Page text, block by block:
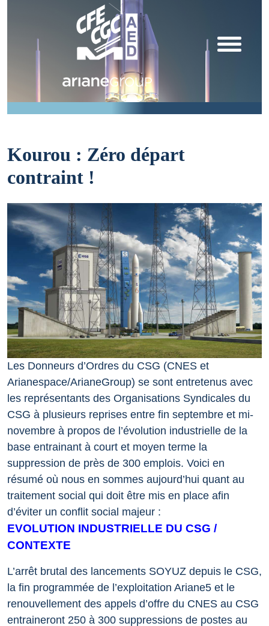
Kourou : Zéro départ
contraint !
Les Donneurs d’Ordres du CSG (CNES et
Arianespace/ArianeGroup) se sont entretenus avec
les représentants des Organisations Syndicales du
CSG à plusieurs reprises entre fin septembre et mi-
novembre à propos de l’évolution industrielle de la
base entrainant à court et moyen terme la
suppression de près de 300 emplois. Voici en
résumé où nous en sommes aujourd’hui quant au
traitement social qui doit être mis en place afin
d’éviter un conflit social majeur :
EVOLUTION INDUSTRIELLE DU CSG /
CONTEXTE
L’arrêt brutal des lancements SOYUZ depuis le CSG,
la fin programmée de l’exploitation Ariane5 et le
renouvellement des appels d’offre du CNES au CSG
entraineront 250 à 300 suppressions de postes au